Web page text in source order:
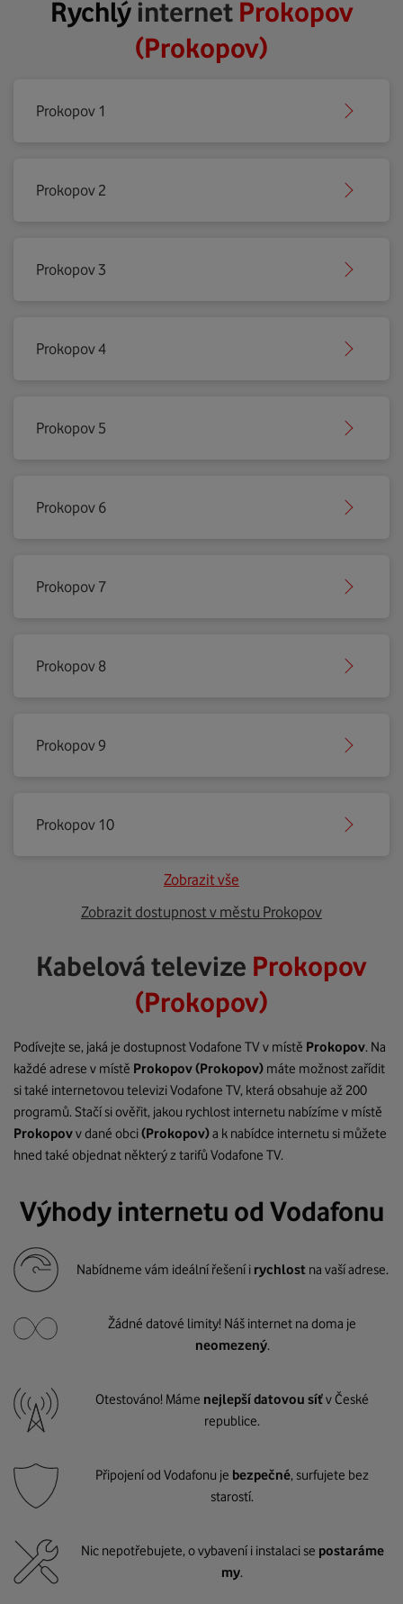
Rychlýinternet Prokopov
(Prokopov)
Prokopov 1
Prokopov 2
Prokopov 3
Prokopov 4
Prokopov 5
Prokopov 6
Prokopov 7
Prokopov 8
Prokopov 9
Prokopov 10
Zobrazit vše
Zobrazit dostupnost v městu Prokopov
Kabelová televize Prokopov
(Prokopov)
Podívejte se, jaká je dostupnost Vodafone TV v místě Prokopov. Na
každé adrese v místě Prokopov(Prokopov) máte možnost zařídit
si také internetovou televizi Vodafone TV, která obsahuje až 200
programů. Stačí si ověřit, jakou rychlost internetu nabízíme v místě
Prokopovv dané obci(Prokopov)a k nabídce internetu si můžete
hned také objednat některý z tarifů Vodafone TV.
Výhody internetu od Vodafonu
Nabídneme vám ideální řešení i rychlost na vaší adrese.
Žádné datové limity! Náš internet na doma je
neomezený.
Otestováno! Máme nejlepší datovou síťv České
republice.
Připojení od Vodafonu je bezpečné, surfujete bez
starostí.
Nic nepotřebujete, o vybavení i instalaci se postaráme
my.